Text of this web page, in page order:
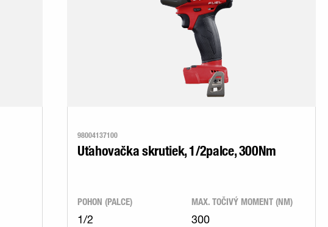
98004137100
Uťahovačka skrutiek, 1/2palce, 300Nm
POHON (PALCE)
1/2
MAX. TOČIVÝ MOMENT (NM)
300